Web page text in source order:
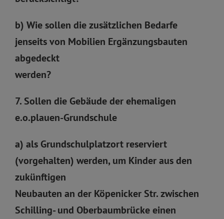
b) Wie sollen die zusätzlichen Bedarfe
jenseits von Mobilien Ergänzungsbauten
abgedeckt
werden?
7. Sollen die Gebäude der ehemaligen
e.o.plauen-Grundschule
a) als Grundschulplatzort reserviert
(vorgehalten) werden, um Kinder aus den
zukünftigen
Neubauten an der Köpenicker Str. zwischen
Schilling- und Oberbaumbrücke einen